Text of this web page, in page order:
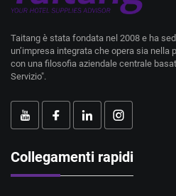
Taitang è stata fondata nel 2008 e ha
un’impresa integrata che opera sia nella
con una filosofia aziendale centrale
Servizio".
Collegamenti rapidi